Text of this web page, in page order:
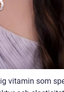
vitamin som